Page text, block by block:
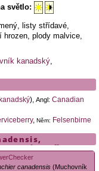
světlo:
listy střídavé,
plody malvice,
kanadský,
), Angl: Canadian
, Něm: Felsenbirne
,
,muchovník
canadensis (Muchovník